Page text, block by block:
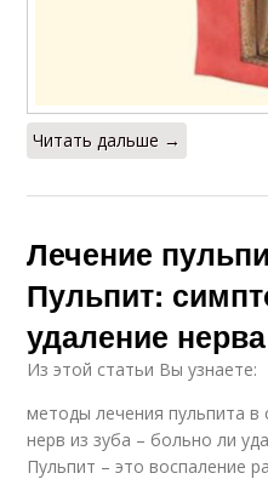
Читать дальше →
Лечение
Пульпит:
удаление
Из этой статьи Вы узнаете:
методы лечения пульпита в
нерв из зуба – больно ли
Пульпит – это воспаление